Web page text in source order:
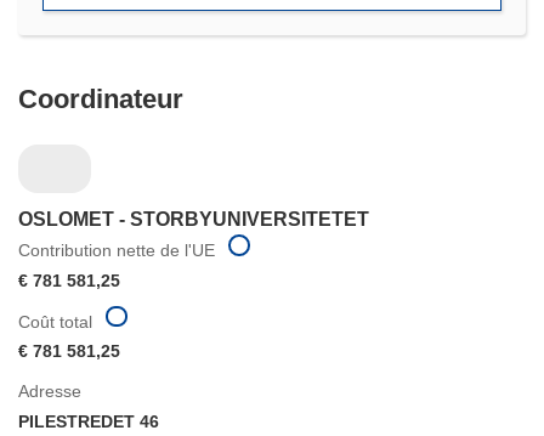
Coordinateur
OSLOMET - STORBYUNIVERSITETET
Contribution nette de l'UE
€ 781 581,25
Adresse
PILESTREDET 46
Coût total
€ 781 581,25